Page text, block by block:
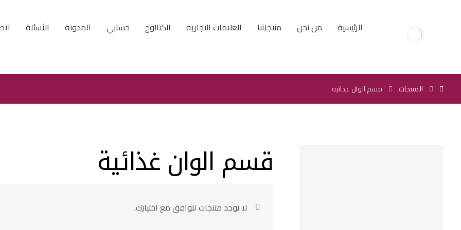
الرئيسية من نحن منتجاتنا العلامات التجارية الكتالوج حسابي المدونة الأسئلة
المنتجات قسم الوان غذائية
قسم الوان غذائية
لا توجد منتجات تتوافق مع اختيارك.